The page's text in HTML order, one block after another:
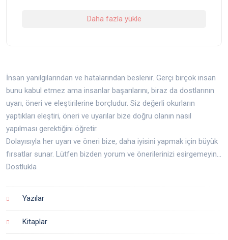
Daha fazla yükle
İnsan yanılgılarından ve hatalarından beslenir. Gerçi birçok insan
bunu kabul etmez ama insanlar başarılarını, biraz da dostlarının
uyarı, öneri ve eleştirilerine borçludur. Siz değerli okurların
yaptıkları eleştiri, öneri ve uyarılar bize doğru olanın nasıl
yapılması gerektiğini öğretir.
Dolayısıyla her uyarı ve öneri bize, daha iyisini yapmak için büyük
fırsatlar sunar. Lütfen bizden yorum ve önerilerinizi esirgemeyin...
Dostlukla
Yazılar
Kitaplar